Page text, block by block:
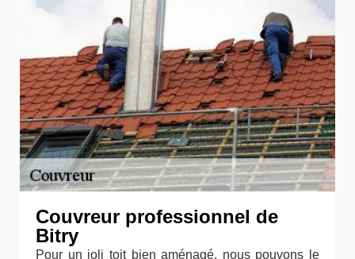
Couvreur professionnel de
Bitry
Pour un joli toit bien aménagé, nous pouvons le